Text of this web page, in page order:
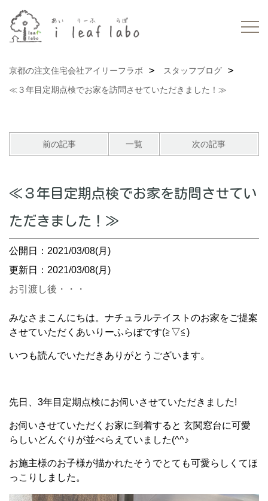
京都の注文住宅会社アイリーフラボ
スタッフブログ
≪３年目定期点検でお家を訪問させていただきました！≫
前の記事 一覧 次の記事
≪３年目定期点検でお家を訪問させてい
ただきました！≫
公開日：2021/03/08(月)
更新日：2021/03/08(月)
お引渡し後・・・
みなさまこんにちは。ナチュラルテイストのお家をご提案
させていただくあいりーふらぼです(≧▽≦)
いつも読んでいただきありがとうございます。
先日、3年目定期点検にお伺いさせていただきました!
お伺いさせていただくお家に到着すると 玄関窓台に可愛
らしいどんぐりが並べらえていました(^^♪
お施主様のお子様が描かれたそうでとても可愛らしくてほ
っこりしました。